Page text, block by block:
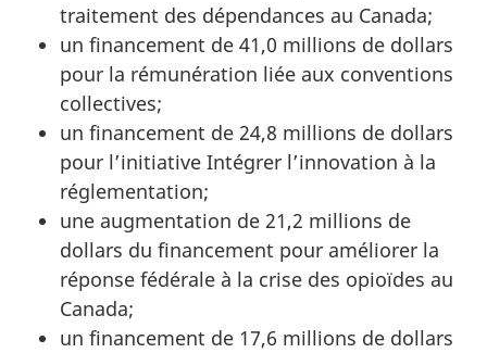
traitement des dépendances au Canada;
un financement de 41,0 millions de dollars
pour la rémunération liée aux conventions
collectives;
un financement de 24,8 millions de dollars
pour l’initiative Intégrer l’innovation à la
réglementation;
une augmentation de 21,2 millions de
dollars du financement pour améliorer la
réponse fédérale à la crise des opioïdes au
Canada;
un financement de 17,6 millions de dollars